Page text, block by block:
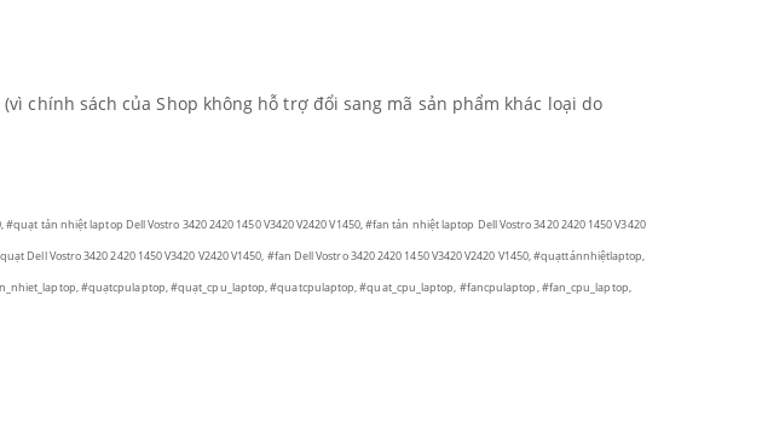
chính sách của Shop không hỗ trợ đổi sang mã sản phẩm khác loại do
tản nhiệt laptop Dell Vostro 3420 2420 1450 V3420 V2420 V1450, #fan tản nhiệt laptop Dell Vostro 3420 2420 1450 V3420
Dell Vostro 3420 2420 1450 V3420 V2420 V1450, #fan Dell Vostro 3420 2420 1450 V3420 V2420 V1450,#quạttảnnhiệtlaptop,
#quạtcpulaptop, #quạt_cpu_laptop, #quatcpulaptop, #quat_cpu_laptop, #fancpulaptop, #fan_cpu_laptop,